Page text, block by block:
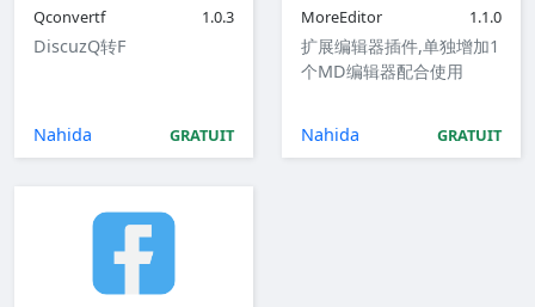
Qconvertf 1.0.3
DiscuzQ转F
Nahida GRATUIT
MoreEditor 1.1.0
扩展编辑器插件,单独增加1
个MD编辑器配合使用
Nahida GRATUIT